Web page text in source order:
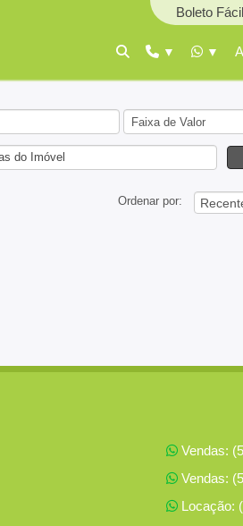
Boleto Fácil
do Imóvel
Ordenar por:
Vendas:
Vendas:
Locação: